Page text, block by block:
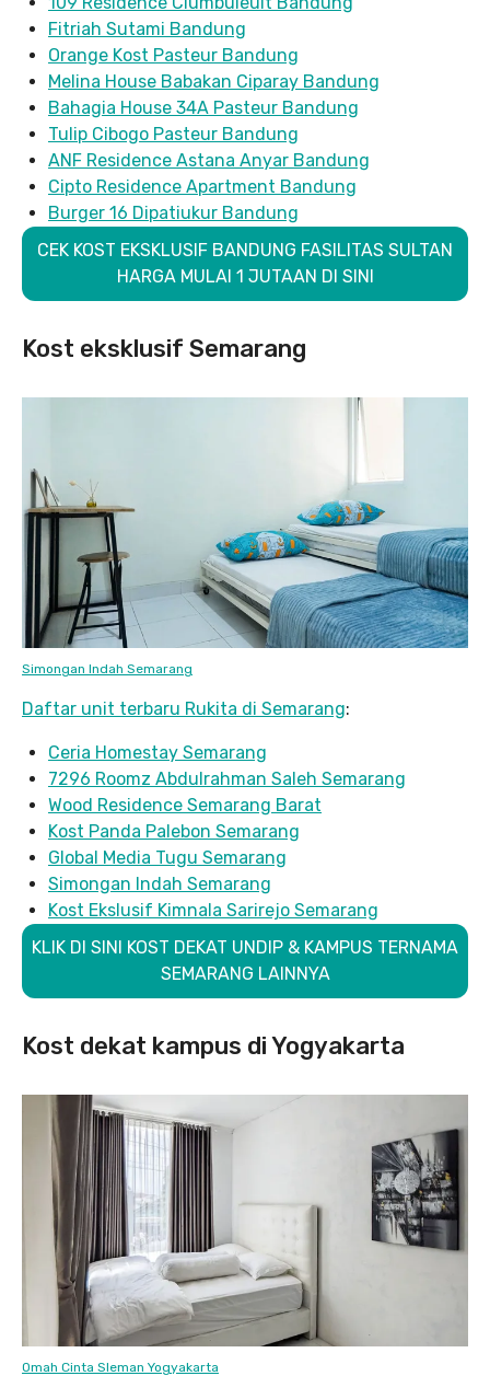
Fitriah Sutami Bandung
Orange Kost Pasteur Bandung
Melina House Babakan Ciparay Bandung
Bahagia House 34A Pasteur Bandung
Tulip Cibogo Pasteur Bandung
ANF Residence Astana Anyar Bandung
Cipto Residence Apartment Bandung
Burger 16 Dipatiukur Bandung
CEK KOST EKSKLUSIF BANDUNG FASILITAS SULTAN
HARGA MULAI 1 JUTAAN DI SINI
Kost eksklusif Semarang
Simongan Indah Semarang
Daftar unit terbaru Rukita di Semarang:
Ceria Homestay Semarang
7296 Roomz Abdulrahman Saleh Semarang
Wood Residence Semarang Barat
Kost Panda Palebon Semarang
Global Media Tugu Semarang
Simongan Indah Semarang
Kost Ekslusif Kimnala Sarirejo Semarang
KLIK DI SINI KOST DEKAT UNDIP & KAMPUS TERNAMA
SEMARANG LAINNYA
Kost dekat kampus di Yogyakarta
Omah Cinta Sleman Yogyakarta